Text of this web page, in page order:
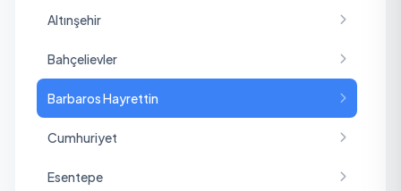
Altınşehir
Bahçelievler
Barbaros Hayrettin
Cumhuriyet
Esentepe